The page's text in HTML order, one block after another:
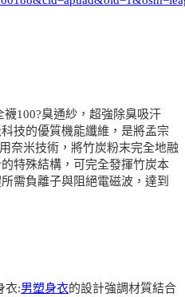
襪100?臭通紗，超強除臭吸汗
技的優質機能纖維，是將孟宗
奈米技術，將竹炭粉末完全地融
特殊結構，可完全發揮竹炭本
需負離子與阻絕電磁波，達到
衣:男塑身衣的設計強調材質結合